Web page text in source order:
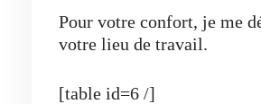
Pour votre confort, je me
votre lieu de travail.
[table id=6 /]